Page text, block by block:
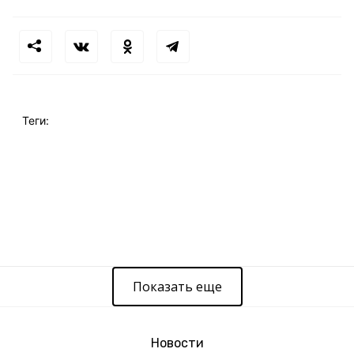
Теги:
Показать еще
Новости